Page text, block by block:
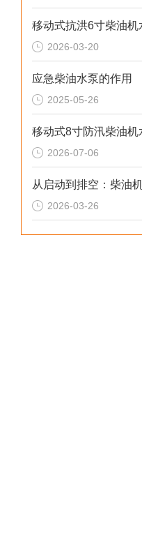
2026-03-20
应急柴油水泵的作用
2025-05-26
2026-07-06
2026-03-26